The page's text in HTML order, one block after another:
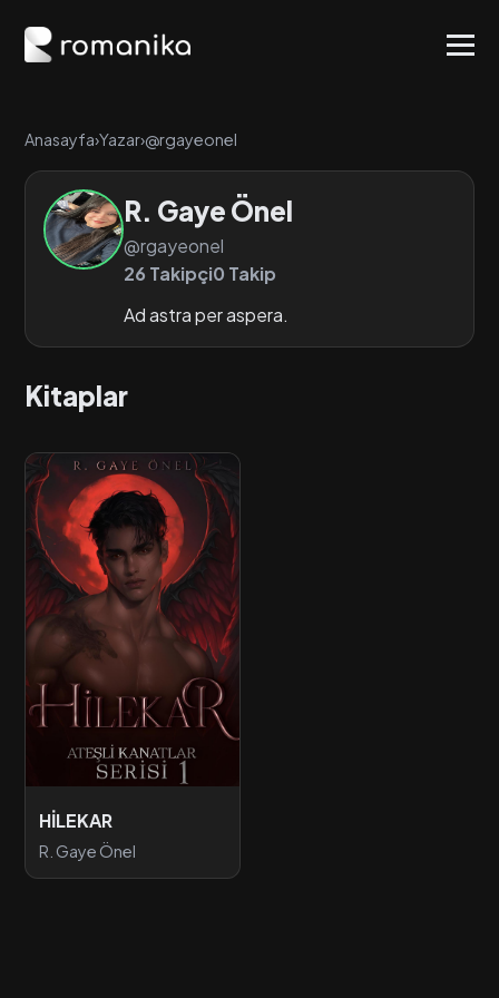
Anasayfa›Yazar›@rgayeonel
R. Gaye Önel
@rgayeonel
26 Takipçi0 Takip
Ad astra per aspera.
Kitaplar
HİLEKAR
R. Gaye Önel